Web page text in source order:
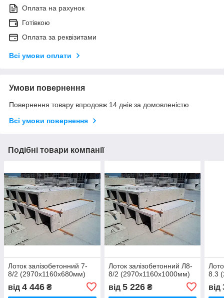
Оплата на рахунок
Готівкою
Оплата за реквізитами
Всі умови оплати
Умови повернення
Повернення товару впродовж 14 днів за домовленістю
Всі умови повернення
Подібні товари компанії
Лоток залізобетонний 7-
8/2 (2970х1160х680мм)
від 4 446 ₴
Лоток залізобетонний Л8-
8/2 (2970х1160х1000мм)
від 5 226₴
8.3
від